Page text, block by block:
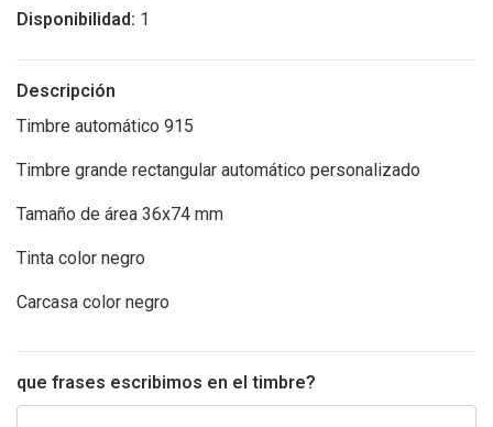
Disponibilidad: 1
Descripción
Timbre automático 915
Timbre grande rectangular automático personalizado
Tamaño de área 36x74 mm
Tinta color negro
Carcasa color negro
que frases escribimos en el timbre?